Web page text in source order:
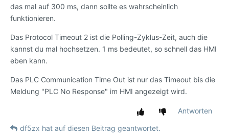
das mal auf 300 ms, dann sollte es wahrscheinlich
funktionieren.
Das Protocol Timeout 2 ist die Polling-Zyklus-Zeit, auch die
kannst du mal hochsetzen. 1 ms bedeutet, so schnell das HMI
eben kann.
Das PLC Communication Time Out ist nur das Timeout bis die
Meldung "PLC No Response" im HMI angezeigt wird.
Antworten
df5zx hat auf diesen Beitrag geantwortet.